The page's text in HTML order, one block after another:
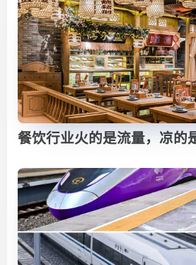
餐饮行业火的是流量，凉的